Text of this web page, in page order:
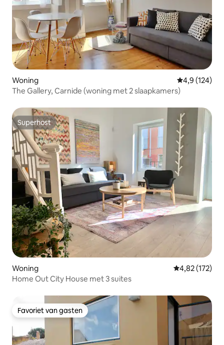
Woning Gemiddelde
4,9 (124)
The Gallery, Carnide (woning met 2 slaapkamers)
Superhost
Superhost
Woning Gemiddelde
4,82 (172)
Home Out City House met 3 suites
Favoriet van gasten
Favoriet van gasten